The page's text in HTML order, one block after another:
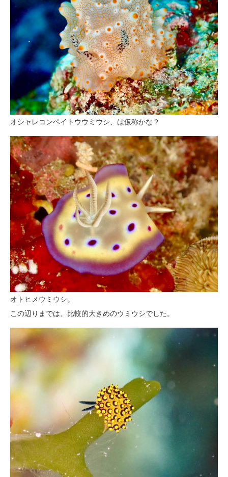
オシャレコンペイトウウミウシ、は仮称かな？
オトヒメウミウシ。
この辺りまでは、比較的大きめのウミウシでした。